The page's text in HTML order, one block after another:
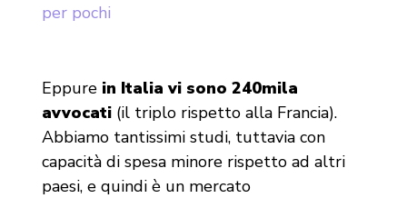
per pochi
Eppure in Italia vi sono 240mila
avvocati(il triplo rispetto alla Francia).
Abbiamo tantissimi studi, tuttavia con
capacità di spesa minore rispetto ad altri
paesi, e quindi è un mercato